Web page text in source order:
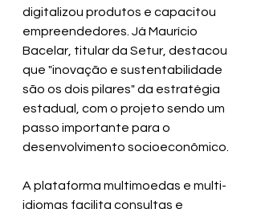
digitalizou produtos e capacitou
empreendedores. Já Maurício
Bacelar, titular da Setur, destacou
que "inovação e sustentabilidade
são os dois pilares" da estratégia
estadual, com o projeto sendo um
passo importante para o
desenvolvimento socioeconômico.
A plataforma multimoedas e multi-
idiomas facilita consultas e